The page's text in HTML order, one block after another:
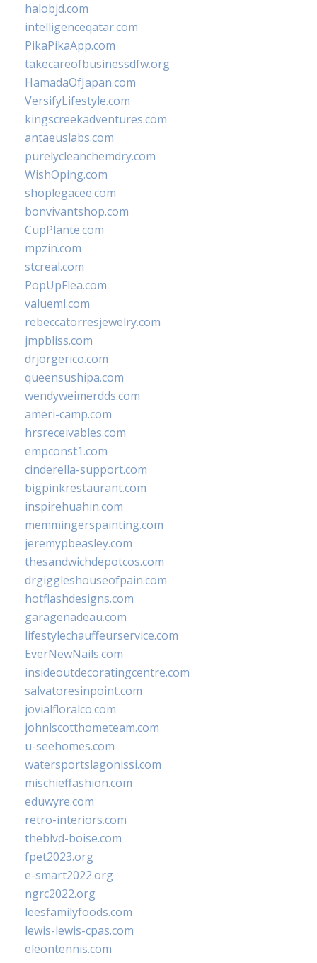
halobjd.com
intelligenceqatar.com
PikaPikaApp.com
takecareofbusinessdfw.org
HamadaOfJapan.com
VersifyLifestyle.com
kingscreekadventures.com
antaeuslabs.com
purelycleanchemdry.com
WishOping.com
shoplegacee.com
bonvivantshop.com
CupPlante.com
mpzin.com
stcreal.com
PopUpFlea.com
valueml.com
rebeccatorresjewelry.com
jmpbliss.com
drjorgerico.com
queensushipa.com
wendyweimerdds.com
ameri-camp.com
hrsreceivables.com
empconst1.com
cinderella-support.com
bigpinkrestaurant.com
inspirehuahin.com
memmingerspainting.com
jeremypbeasley.com
thesandwichdepotcos.com
drgiggleshouseofpain.com
hotflashdesigns.com
garagenadeau.com
lifestylechauffeurservice.com
EverNewNails.com
insideoutdecoratingcentre.com
salvatoresinpoint.com
jovialfloralco.com
johnlscotthometeam.com
u-seehomes.com
watersportslagonissi.com
mischieffashion.com
eduwyre.com
retro-interiors.com
theblvd-boise.com
fpet2023.org
e-smart2022.org
ngrc2022.org
leesfamilyfoods.com
lewis-lewis-cpas.com
eleontennis.com